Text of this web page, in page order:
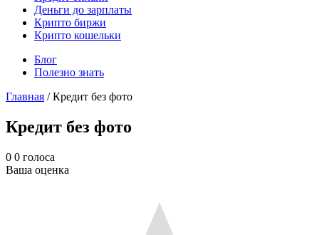
Деньги до зарплаты
Крипто биржи
Крипто кошельки
Блог
Полезно знать
Главная / Кредит без фото
Кредит без фото
0 0 голоса
Ваша оценка